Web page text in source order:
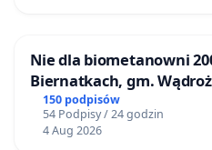
Nie dla biometanowni
Biernatkach, gm.
150 podpisów
54 Podpisy / 24 godzin
4 Aug 2026